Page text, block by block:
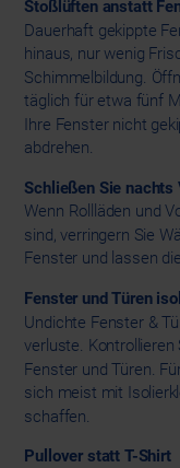
Stoßlüften anstatt
Dauerhaft gekippte
hinaus, nur wenig
Schimmelbildung.
täglich für etwa fünf
Ihre Fenster nicht
abdrehen.
Schließen Sie nachts
Wenn Rollläden und
sind, verringern Sie
Fenster und lassen
Fenster und Türen
Undichte Fenster &
verluste.
Fenster und Türen.
sich meist mit
schaffen.
Pullover statt T-Shirt